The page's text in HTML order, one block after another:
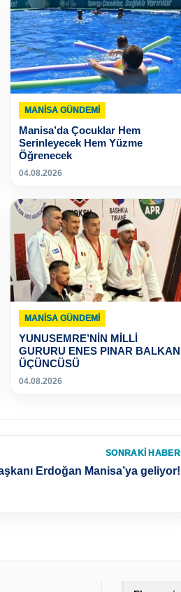
MANISA GÜNDEMI
Manisa’da Çocuklar Hem
Serinleyecek Hem Yüzme
Öğrenecek
04.08.2026
MANISA GÜNDEMI
YUNUSEMRE’NİN MİLLİ
GURURU ENES PINAR BALKAN
ÜÇÜNCÜSÜ
04.08.2026
SONRAKI HABER
Erdoğan Manisa’ya geliyor!